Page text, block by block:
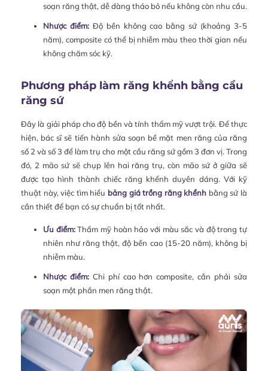
soạn răng thật, dễ dàng tháo bỏ nếu không còn nhu cầu.
Nhược điểm:Độ bền không cao bằng sứ (khoảng 3-5
năm), composite có thể bị nhiễm màu theo thời gian nếu
không chăm sóc kỹ.
Phương pháp làm răng khểnh bằng cầu
răng sứ
Đây là giải pháp cho độ bền và tính thẩm mỹ vượt trội. Để thực
hiện, bác sĩ sẽ tiến hành sửa soạn bề mặt men răng của răng
số 2 và số 3 để làm trụ cho một cầu răng sứ gồm 3 đơn vị. Trong
đó, 2 mão sứ sẽ chụp lên hai răng trụ, còn mão sứ ở giữa sẽ
được tạo hình thành chiếc răng khểnh duyên dáng. Với kỹ
thuật này, việc tìm hiểu bảng giá trồng răng khểnh bằng sứ là
cần thiết để bạn có sự chuẩn bị tốt nhất.
Ưu điểm:Thẩm mỹ hoàn hảo với màu sắc và độ trong tự
nhiên như răng thật, độ bền cao (15-20 năm), không bị
nhiễm màu.
Nhược điểm:Chi phí cao hơn composite, cần phải sửa
soạn một phần men răng thật.